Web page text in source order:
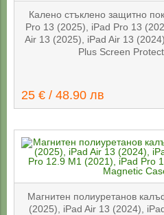
Калено стъклено защитно
Pro 13 (2025), iPad Pro 13
Air 13 (2025), iPad Air 13
Plus Screen
25 € / 48.90 лв
Магнитен полиуретанов
(2025), iPad Air 13 (2024),